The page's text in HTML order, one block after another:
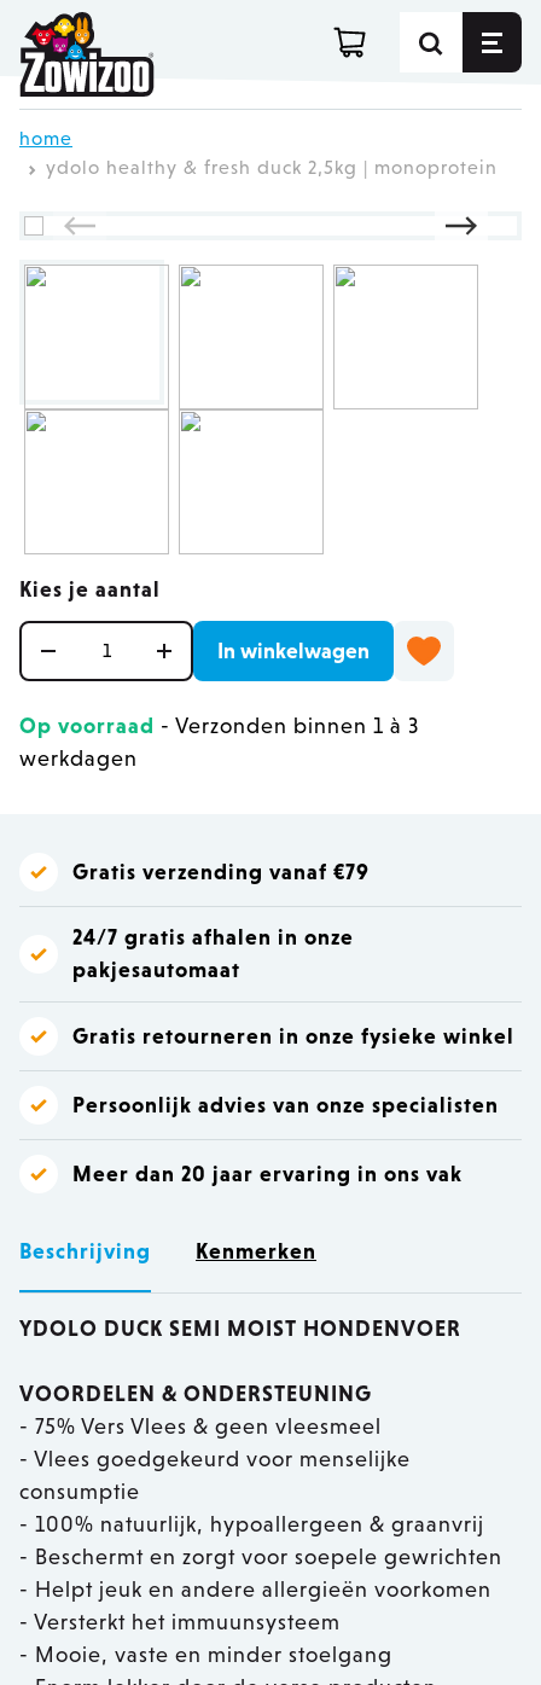
Ga direct door naar de inhoud
home
ydolo healthy & fresh duck 2,5kg | monoprotein
Kies je aantal
In winkelwagen
Op voorraad - Verzonden binnen 1 à 3
werkdagen
Gratis verzending vanaf €79
24/7 gratis afhalen in onze
pakjesautomaat
Gratis retourneren in onze fysieke winkel
Persoonlijk advies van onze specialisten
Meer dan 20 jaar ervaring in ons vak
Beschrijving Kenmerken
YDOLO DUCK SEMI MOIST HONDENVOER
VOORDELEN & ONDERSTEUNING
- 75% Vers Vlees & geen vleesmeel
- Vlees goedgekeurd voor menselijke
consumptie
- 100% natuurlijk, hypoallergeen & graanvrij
- Beschermt en zorgt voor soepele gewrichten
- Helpt jeuk en andere allergieën voorkomen
- Versterkt het immuunsysteem
- Mooie, vaste en minder stoelgang